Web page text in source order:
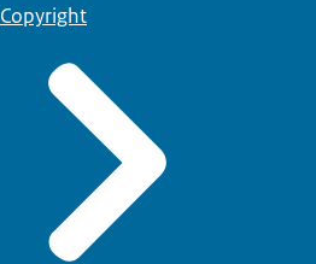
Copyright